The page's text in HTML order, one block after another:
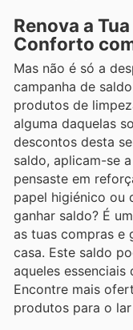
Renova a
Conforto
Mas não é só a
campanha de
produtos de
alguma daquelas
descontos desta
saldo, aplicam-se
pensaste em
papel higiénico ou
ganhar saldo? É
as tuas compras e
casa. Este saldo
aqueles essenciais
Encontre mais
produtos para o